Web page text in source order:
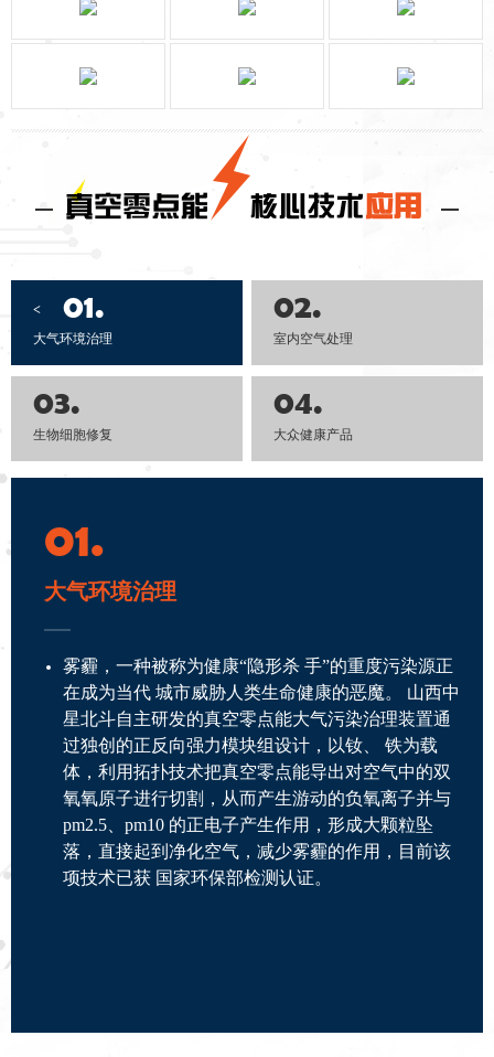
真空零点能 核心技术应用
< 01.
大气环境治理
02.
室内空气处理
03.
生物细胞修复
04.
大众健康产品
01.
大气环境治理
雾霾，一种被称为健康“隐形杀 手”的重度污染源正
在成为当代 城市威胁人类生命健康的恶魔。 山西中
星北斗自主研发的真空零点能大气污染治理装置通
过独创的正反向强力模块组设计，以钕、 铁为载
体，利用拓扑技术把真空零点能导出对空气中的双
氧氧原子进行切割，从而产生游动的负氧离子并与
pm2.5、pm10 的正电子产生作用，形成大颗粒坠
落，直接起到净化空气，减少雾霾的作用，目前该
项技术已获 国家环保部检测认证。